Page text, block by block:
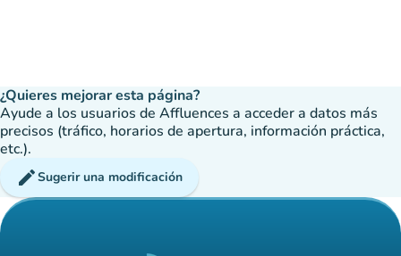
¿Quieres mejorar esta página?
Ayude a los usuarios de Affluences a acceder a datos más
precisos (tráfico, horarios de apertura, información práctica,
etc.).
editSugerir una modificación